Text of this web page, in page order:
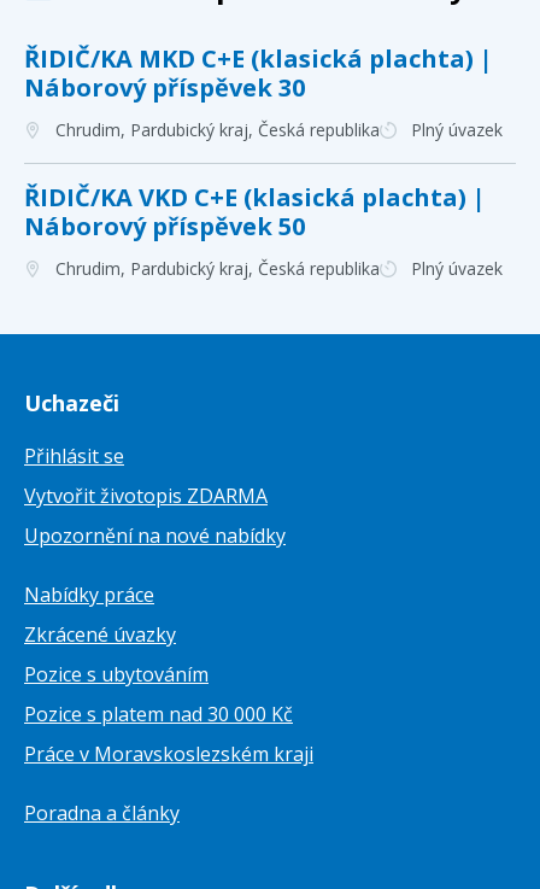
ŘIDIČ/KA MKD C+E (klasická plachta) |
Náborový příspěvek 30
Chrudim, Pardubický kraj, Česká republika Plný úvazek
ŘIDIČ/KA VKD C+E (klasická plachta) |
Náborový příspěvek 50
Chrudim, Pardubický kraj, Česká republika Plný úvazek
Uchazeči
Přihlásit se
Vytvořit životopis ZDARMA
Upozornění na nové nabídky
Nabídky práce
Zkrácené úvazky
Pozice s ubytováním
Pozice s platem nad 30 000 Kč
Práce v Moravskoslezském kraji
Poradna a články